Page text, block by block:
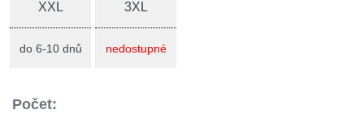
XXL
do 6-10 dnů
3XL
nedostupné
Počet: